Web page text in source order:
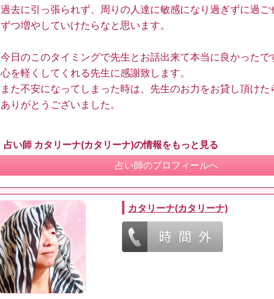
過去に引っ張られず、周りの人達に敏感になり過ぎずに過ご
ずつ増やしていけたらなと思います。
今日のこのタイミングで先生とお話出来て本当に良かったで
心を軽くしてくれる先生に感謝致します。
また不安になってしまった時は、先生のお力をお貸し頂けた
ありがとうございました。
占い師 カタリーナ(カタリーナ)の情報をもっと見る
占い師のプロフィールへ
カタリーナ(カタリーナ)